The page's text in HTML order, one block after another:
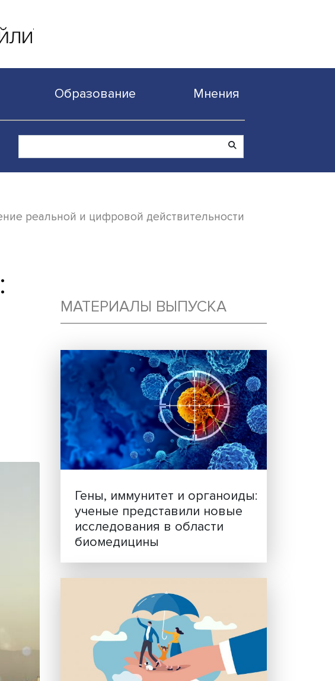
МАТЕРИАЛЫ ВЫПУСКА
ученые представили
исследования в области
биомедицины